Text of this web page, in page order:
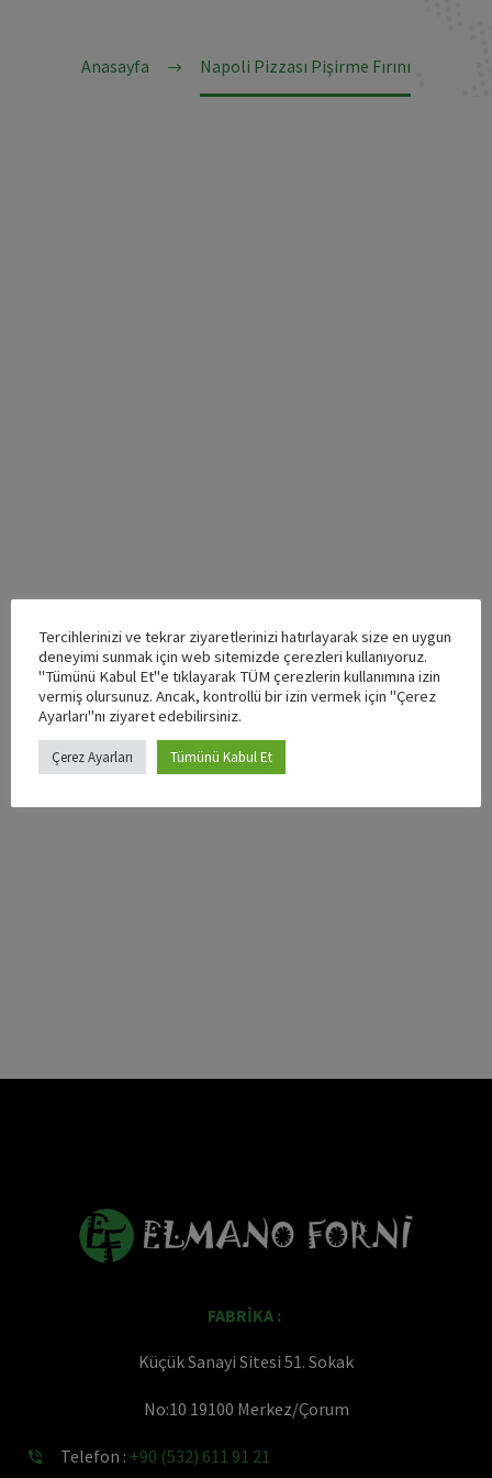
Anasayfa Napoli Pizzası Pişirme Fırını
FABRİKA :
Küçük Sanayi Sitesi 51. Sokak
No:10 19100 Merkez/Çorum

 Telefon : +90 (532) 611 91 21
Tercihlerinizi ve tekrar ziyaretlerinizi hatırlayarak size en uygun
deneyimi sunmak için web sitemizde çerezleri kullanıyoruz.
"Tümünü Kabul Et"e tıklayarak TÜM çerezlerin kullanımına izin
vermiş olursunuz. Ancak, kontrollü bir izin vermek için "Çerez
Ayarları"nı ziyaret edebilirsiniz.
Çerez Ayarları Tümünü Kabul Et